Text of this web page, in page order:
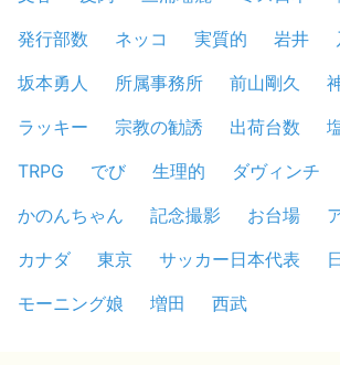
発行部数
ネッコ 実質的 岩井
坂本勇人
所属事務所 前山剛久
ラッキー
宗教の勧誘 出荷台数
TRPG
でび 生理的 ダヴィンチ
かのんちゃん
記念撮影 お台場
カナダ
東京 サッカー日本代表
モーニング娘
増田 西武